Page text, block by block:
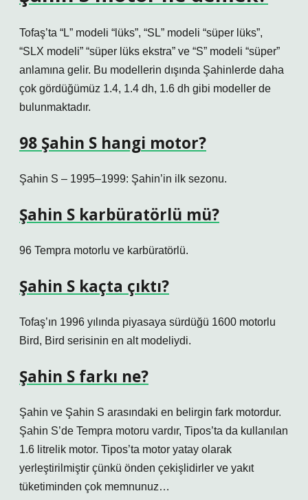
Tofaş’ta “L” modeli “lüks”, “SL” modeli “süper lüks”,
“SLX modeli” “süper lüks ekstra” ve “S” modeli “süper”
anlamına gelir. Bu modellerin dışında Şahinlerde daha
çok gördüğümüz 1.4, 1.4 dh, 1.6 dh gibi modeller de
bulunmaktadır.
98 Şahin S hangi motor?
Şahin S – 1995–1999: Şahin’in ilk sezonu.
Şahin S karbüratörlü mü?
96 Tempra motorlu ve karbüratörlü.
Şahin S kaçta çıktı?
Tofaş’ın 1996 yılında piyasaya sürdüğü 1600 motorlu
Bird, Bird serisinin en alt modeliydi.
Şahin S farkı ne?
Şahin ve Şahin S arasındaki en belirgin fark motordur.
Şahin S’de Tempra motoru vardır, Tipos’ta da kullanılan
1.6 litrelik motor. Tipos’ta motor yatay olarak
yerleştirilmiştir çünkü önden çekişlidirler ve yakıt
tüketiminden çok memnunuz…